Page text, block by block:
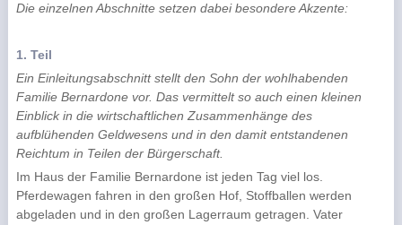
Die einzelnen Abschnitte setzen dabei besondere Akzente:
1. Teil
Ein Einleitungsabschnitt stellt den Sohn der wohlhabenden
Familie Bernardone vor. Das vermittelt so auch einen kleinen
Einblick in die wirtschaftlichen Zusammenhänge des
aufblühenden Geldwesens und in den damit entstandenen
Reichtum in Teilen der Bürgerschaft.
Im Haus der Familie Bernardone ist jeden Tag viel los.
Pferdewagen fahren in den großen Hof, Stoffballen werden
abgeladen und in den großen Lagerraum getragen. Vater